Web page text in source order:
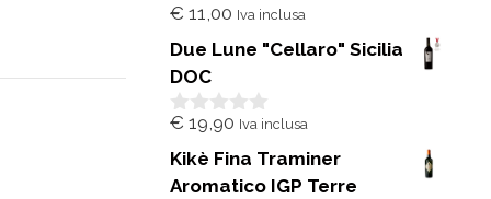
0
u
5
€ 11,00 Iva inclusa
Due Lune "Cellaro" Sicilia
DOC
0
u
5
€ 19,90 Iva inclusa
Kikè Fina Traminer
Aromatico IGP Terre